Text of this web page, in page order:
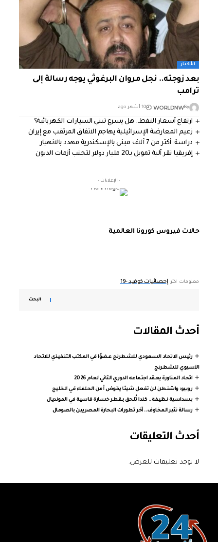
الأخبار
بعد زوجته.. نجل مروان البرغوثي يوجه رسالة إلى
ترامب
By
WORLDNW 10 أشهر ago
ارتفاع أسعار النفط.. هل يسرع تبني السيارات الكهربائية؟
زعيم المعارضة الإسرائيلية يهاجم الاتفاق المرتقب مع إيران
دراسة: أكثر من 7 آلاف مبنى بالإسكندرية مهدد بالانهيار
إفريقيا تقر آلية تمويل بـ20 مليار دولار لتجنب أزمات الديون
- الإعلانات -
حالات فيروس كورونا العالمية
معلومات اكثر:إحصائيات كوفيد -19
البحث
أحدث المقالات
رئيس الاتحاد السعودي للشطرنج عضوًا في المكتب التنفيذي للاتحاد
الآسيوي للشطرنج
اتحاد المناورة يعقد اجتماعه الدوري الثاني لعام 2026
روبيو: واشنطن لن تفعل شيئا يقوض أمن الحلفاء في الخليج
بسداسية نظيفة.. كندا تُلحق بقطر خسارة قاسية في المونديال
رسالة تثير المخاوف.. آخر تطورات البحارة المصريين بالصومال
أحدث التعليقات
لا توجد تعليقات للعرض.